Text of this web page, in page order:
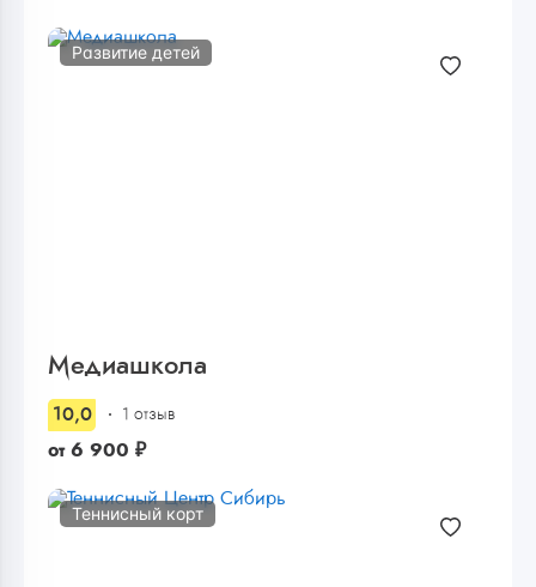
Развитие детей
Медиашкола
10,0 1 отзыв
от 6 900 ₽
Теннисный корт